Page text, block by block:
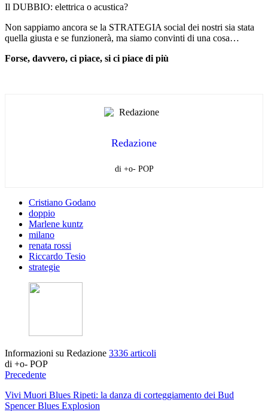
Il DUBBIO: elettrica o acustica?
Non sappiamo ancora se la STRATEGIA social dei nostri sia stata
quella giusta e se funzionerà, ma siamo convinti di una cosa…
Forse, davvero, ci piace, si ci piace di più
Redazione
di +o- POP
Cristiano Godano
doppio
Marlene kuntz
milano
renata rossi
Riccardo Tesio
strategie
Informazioni su Redazione 3336 articoli
di +o- POP
Precedente
Vivi Muori Blues Ripeti: la danza di corteggiamento dei Bud
Spencer Blues Explosion